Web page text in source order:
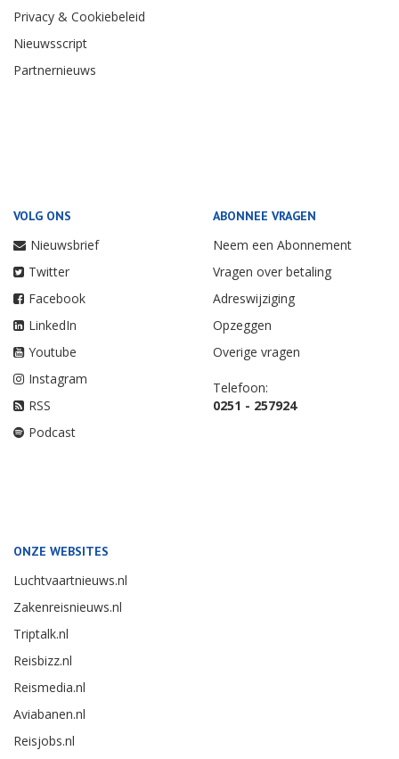
Privacy & Cookiebeleid
Nieuwsscript
Partnernieuws
VOLG ONS
Nieuwsbrief
Twitter
Facebook
LinkedIn
Youtube
Instagram
RSS
Podcast
ABONNEE VRAGEN
Neem een Abonnement
Vragen over betaling
Adreswijziging
Opzeggen
Overige vragen
Telefoon:
0251 - 257924
ONZE WEBSITES
Luchtvaartnieuws.nl
Zakenreisnieuws.nl
Triptalk.nl
Reisbizz.nl
Reismedia.nl
Aviabanen.nl
Reisjobs.nl